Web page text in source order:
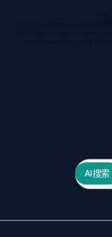
Search
AI搜索